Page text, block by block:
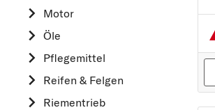
Motor
Öle
Pflegemittel
Reifen & Felgen
Riementrieb